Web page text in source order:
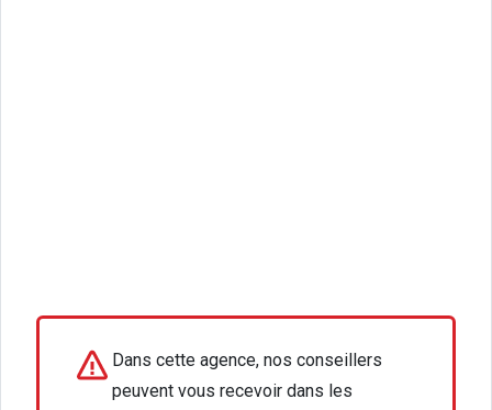
Dans cette agence, nos conseillers
peuvent vous recevoir dans les